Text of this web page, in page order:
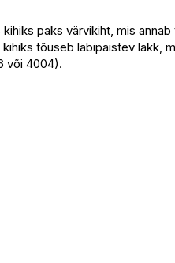
paks värvikiht, mis
tõuseb läbipaistev lakk,
või 4004).